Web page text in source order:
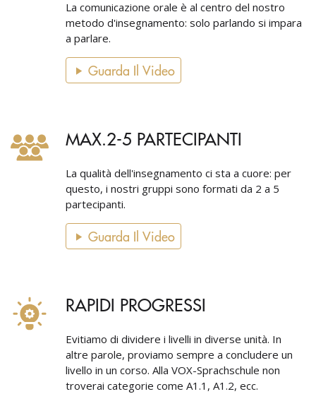
La comunicazione orale è al centro del nostro
metodo d'insegnamento: solo parlando si impara
a parlare.
Guarda Il Video
MAX.2-5 PARTECIPANTI
La qualità dell'insegnamento ci sta a cuore: per
questo, i nostri gruppi sono formati da 2 a 5
partecipanti.
Guarda Il Video
RAPIDI PROGRESSI
Evitiamo di dividere i livelli in diverse unità. In
altre parole, proviamo sempre a concludere un
livello in un corso. Alla VOX-Sprachschule non
troverai categorie come A1.1, A1.2, ecc.